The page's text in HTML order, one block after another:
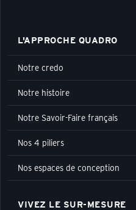
L'APPROCHE QUADRO
Notre credo
Notre histoire
Notre Savoir-Faire français
Nos 4 piliers
Nos espaces de conception
VIVEZ LE SUR-MESURE